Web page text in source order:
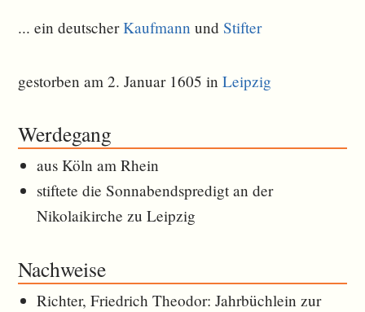
... ein deutscherKaufmann undStifter
gestorben am 2. Januar 1605 inLeipzig
Werdegang
aus Köln am Rhein
stiftete die Sonnabendspredigt an der
Nikolaikirche zu Leipzig
Nachweise
Richter, Friedrich Theodor: Jahrbüchlein zur